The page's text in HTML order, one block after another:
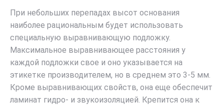
При небольших перепадах высот основания
наиболее рациональным будет использовать
специальную выравнивающую подложку.
Максимальное выравнивающее расстояния у
каждой подложки свое и оно указывается на
этикетке производителем, но в среднем это 3-5 мм.
Кроме выравнивающих свойств, она еще обеспечит
ламинат гидро- и звукоизоляцией. Крепится она к